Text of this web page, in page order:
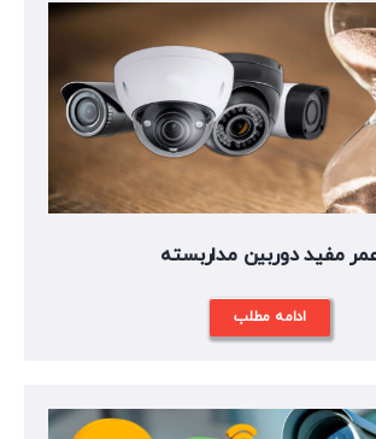
مفید دوربین مداربسته
ادامه مطلب